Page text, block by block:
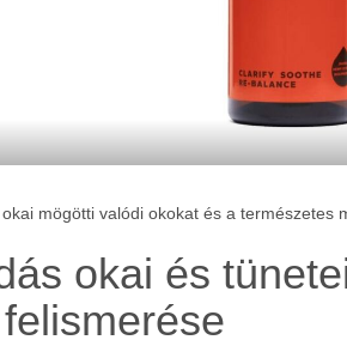
mögötti valódi okokat és a természetes
okai és